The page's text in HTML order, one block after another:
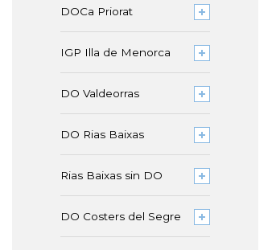
DOCa Priorat
IGP Illa de Menorca
DO Valdeorras
DO Rias Baixas
Rias Baixas sin DO
DO Costers del Segre